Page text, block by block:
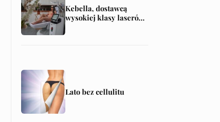
Kebella, dostawcą
wysokiej klasy laserów
Lato bez cellulitu